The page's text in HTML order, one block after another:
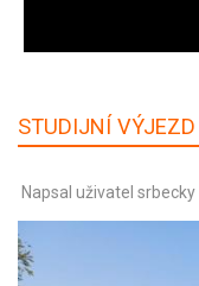
STUDIJNÍ VÝJEZD
Napsal uživatel srbecky